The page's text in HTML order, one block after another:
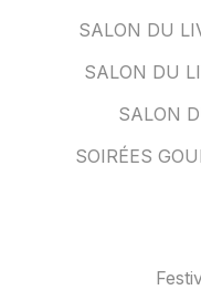
SALON DU
SALON DU
SALON
SOIRÉES